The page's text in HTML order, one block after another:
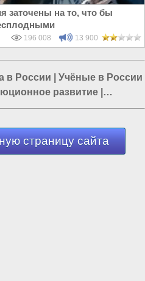
заточены на то, что бы
196 008 13 900
в России
Учёные в России
развитие
женщин
страницу сайта